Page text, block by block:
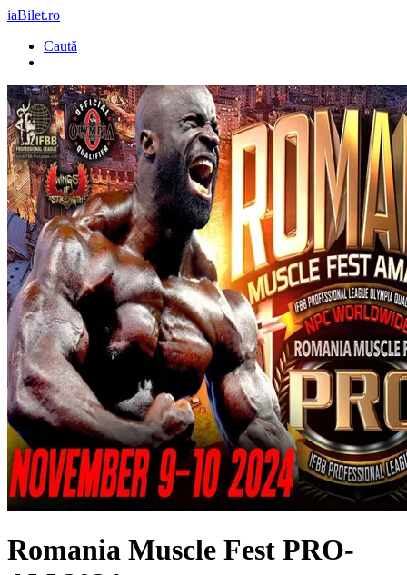
iaBilet.ro
Caută
Romania Muscle Fest PRO-